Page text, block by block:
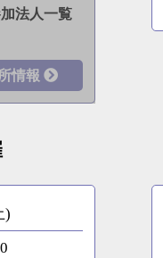
法人一覧
情報
)